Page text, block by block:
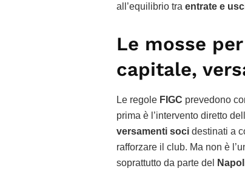
all’equilibrio tra entrate e
Le mosse
capitale,
Le regole FIGC prevedono
prima è l’intervento diretto
versamenti soci destinati a
rafforzare il club. Ma non è
soprattutto da parte del